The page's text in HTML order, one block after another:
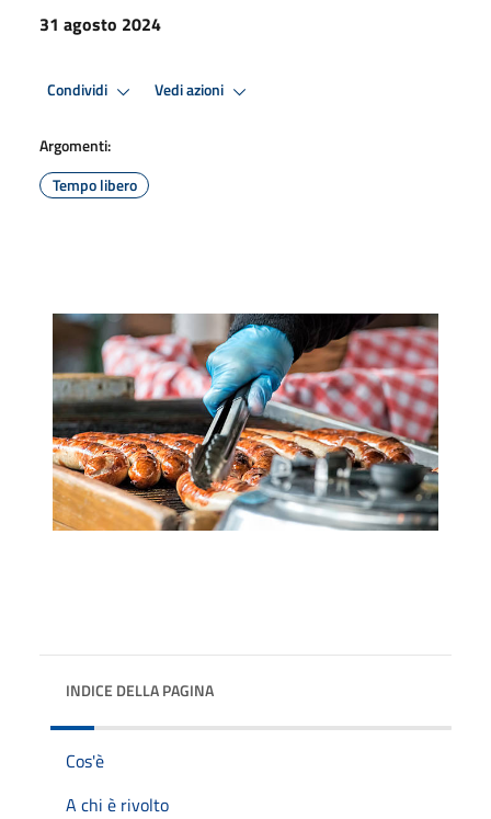
31 agosto 2024
Condividi Vedi azioni
Argomenti:
Tempo libero
INDICE DELLA PAGINA
Cos'è
A chi è rivolto